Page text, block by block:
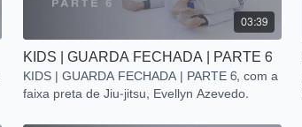
03:39
KIDS | GUARDA FECHADA | PARTE 6
KIDS | GUARDA FECHADA | PARTE 6, com a
faixa preta de Jiu-jitsu, Evellyn Azevedo.